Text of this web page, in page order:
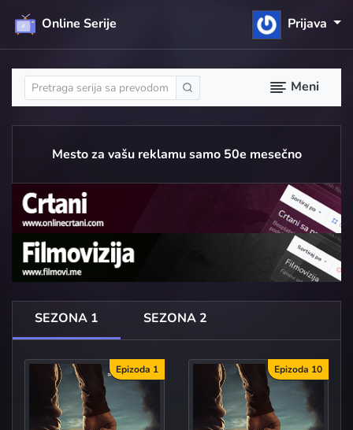
Online Serije Prijava
Meni
Mesto za vašu reklamu samo 50e mesečno
SEZONA 1 SEZONA 2
Epizoda 1 Epizoda 10